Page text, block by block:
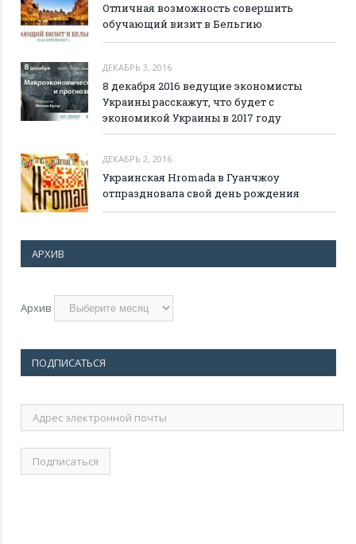
Отличная возможность совершить
обучающий визит в Бельгию
ДЕКАБРЬ 3, 2016
8 декабря 2016 ведущие экономисты
Украины расскажут, что будет с
экономикой Украины в 2017 году
ДЕКАБРЬ 2, 2016
Украинская Hromada в Гуанчжоу
отпраздновала свой день рождения
АРХИВ
Архив
ПОДПИСАТЬСЯ
Адрес
электронной